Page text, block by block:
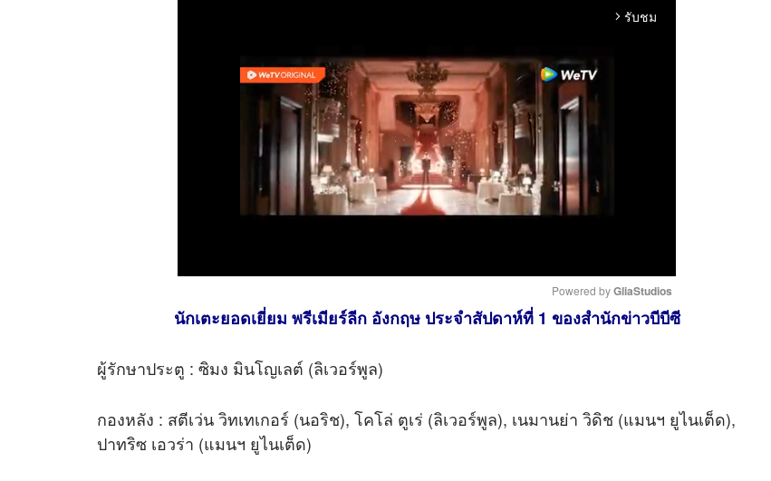
arrow_forward_ios รับชม
e
Powered by GliaStudios
นักเตะยอดเยี่ยม พรีเมียร์ลีก อังกฤษ ประจำสัปดาห์ที่ 1 ของสำนักข่าวบีบีซี
ผู้รักษาประตู : ซิมง มินโญเลต์ (ลิเวอร์พูล)
กองหลัง : สตีเว่น วิทเทเกอร์ (นอริช), โคโล่ ตูเร่ (ลิเวอร์พูล), เนมานย่า วิดิช (แมนฯ ยูไนเต็ด),
ปาทริซ เอวร่า (แมนฯ ยูไนเต็ด)